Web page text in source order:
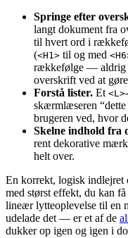
Springe efter
langt dokument fra
til hvert ord i
(<H1> til og med
rækkefølge — aldrig
overskrift ved at
Forstå lister. Et <L>
skærmlæseren “dette
brugeren ved, hvor
Skelne indhold fra
rent dekorative
helt over.
En korrekt, logisk indlejret
med størst effekt, du kan
lineær lytteoplevelse til en
udelade det — er et af de
dukker op igen og igen i